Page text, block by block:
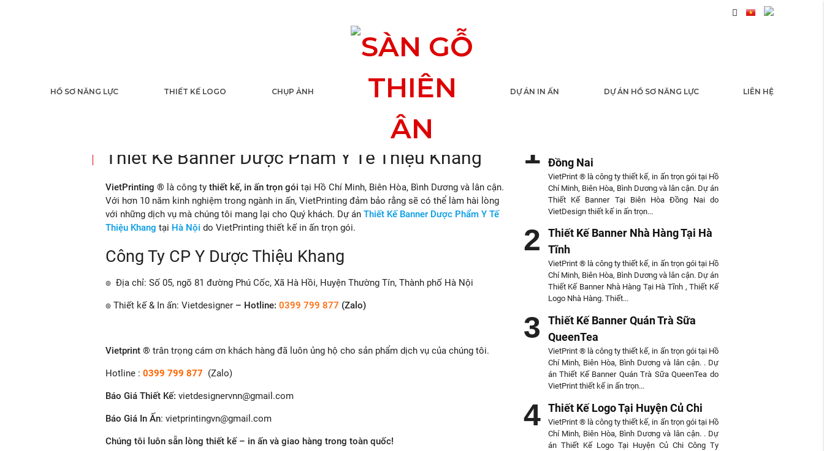
HỒ SƠ NĂNG LỰC THIẾT KẾ LOGO CHỤP ẢNH DỰ ÁN IN ẤN DỰ ÁN HỒ SƠ NĂNG LỰC LIÊN HỆ
Thiết Kế Banner Dược Phẩm Y Tế
Thiết Kế Banner Dược Phẩm Y Tế Thiệu Khang
VietPrinting ® là công ty thiết kế, in ấn trọn gói tại Hồ Chí Minh, Biên Hòa, Bình Dương và lân cận.
Với hơn 10 năm kinh nghiệm trong ngành in ấn, VietPrinting đảm bảo rằng sẽ có thể làm hài lòng
với những dịch vụ mà chúng tôi mang lại cho Quý khách. Dự án Thiết Kế Banner Dược Phẩm Y Tế
Thiệu Khang tại Hà Nội do VietPrinting thiết kế in ấn trọn gói.
Công Ty CP Y Dược Thiệu Khang
๏ Địa chỉ: Số 05, ngõ 81 đường Phú Cốc, Xã Hà Hồi, Huyện Thường Tín, Thành phố Hà Nội
๏ Thiết kế & In ấn: Vietdesigner – Hotline: 0399 799 877 (Zalo)
Vietprint ® trân trọng cám ơn khách hàng đã luôn ủng hộ cho sản phẩm dịch vụ của chúng tôi.
Hotline : 0399 799 877 (Zalo)
Báo Giá Thiết Kế: vietdesignervnn@gmail.com
Báo Giá In Ấn: vietprintingvn@gmail.com
Chúng tôi luôn sẵn lòng thiết kế – in ấn và giao hàng trong toàn quốc!
Đồng Nai
VietPrint ® là công ty thiết kế, in ấn trọn gói tại Hồ
Chí Minh, Biên Hòa, Bình Dương và lân cận. Dự án
Thiết Kế Banner Tại Biên Hòa Đồng Nai do
VietDesign thiết kế in ấn trọn...
Thiết Kế Banner Nhà Hàng Tại Hà
Tĩnh
VietPrint ® là công ty thiết kế, in ấn trọn gói tại Hồ
Chí Minh, Biên Hòa, Bình Dương và lân cận. Dự án
Thiết Kế Banner Nhà Hàng Tại Hà Tĩnh , Thiết Kế
Logo Nhà Hàng. Thiết...
Thiết Kế Banner Quán Trà Sữa
QueenTea
VietPrint ® là công ty thiết kế, in ấn trọn gói tại Hồ
Chí Minh, Biên Hòa, Bình Dương và lân cận. . Dự
án Thiết Kế Banner Quán Trà Sữa QueenTea do
VietPrint thiết kế in ấn trọn...
Thiết Kế Logo Tại Huyện Củ Chi
VietPrint ® là công ty thiết kế, in ấn trọn gói tại Hồ
Chí Minh, Biên Hòa, Bình Dương và lân cận. . Dự
án Thiết Kế Logo Tại Huyện Củ Chi Công Ty